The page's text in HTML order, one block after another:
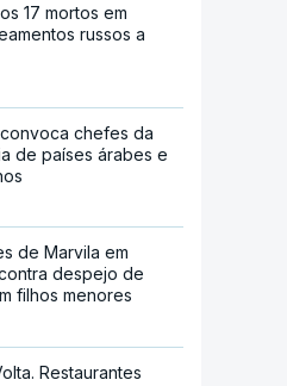
17 mortos em
russos a
chefes da
de países árabes e
de Marvila em
despejo de
filhos menores
Restaurantes